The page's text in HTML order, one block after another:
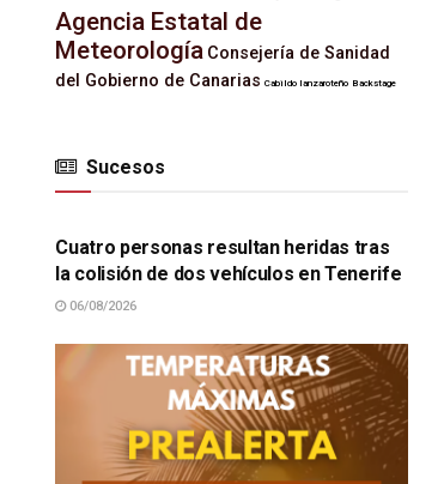
Agencia Estatal de
Meteorología Consejería de Sanidad
del Gobierno de Canarias Cabildo lanzaroteño Backstage
Sucesos
SUCESOS
Cuatro personas resultan heridas tras
la colisión de dos vehículos en Tenerife
06/08/2026